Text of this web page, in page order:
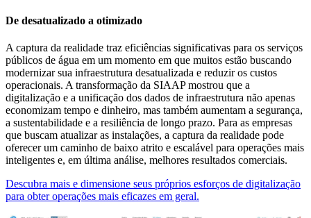
De desatualizado a otimizado
A captura da realidade traz eficiências significativas para os serviços
públicos de água em um momento em que muitos estão buscando
modernizar sua infraestrutura desatualizada e reduzir os custos
operacionais. A transformação da SIAAP mostrou que a
digitalização e a unificação dos dados de infraestrutura não apenas
economizam tempo e dinheiro, mas também aumentam a segurança,
a sustentabilidade e a resiliência de longo prazo. Para as empresas
que buscam atualizar as instalações, a captura da realidade pode
oferecer um caminho de baixo atrito e escalável para operações mais
inteligentes e, em última análise, melhores resultados comerciais.
Descubra mais e dimensione seus próprios esforços de digitalização
para obter operações mais eficazes em geral.